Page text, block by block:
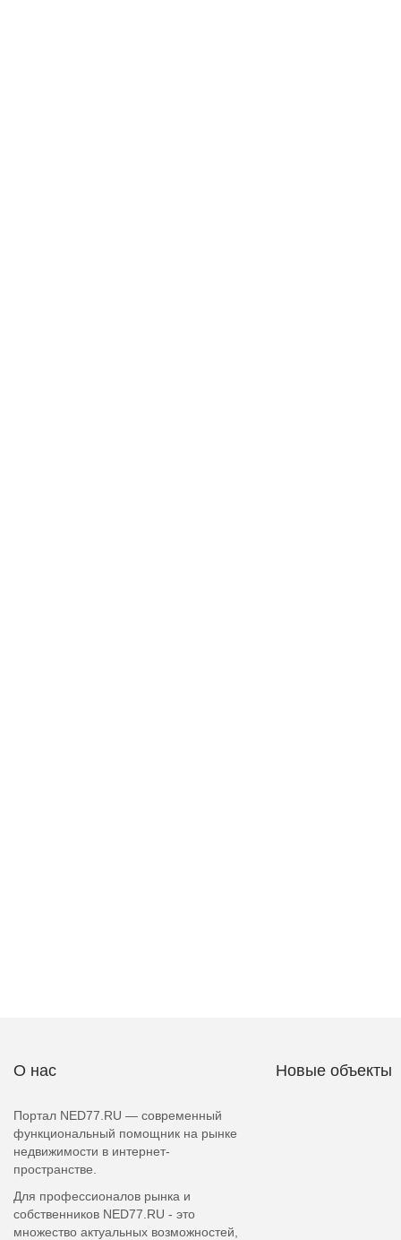
О нас
Портал NED77.RU — современный
функциональный помощник на рынке
недвижимости в интернет-
пространстве.
Для профессионалов рынка и
собственников NED77.RU - это
множество актуальных возможностей,
Новые объекты